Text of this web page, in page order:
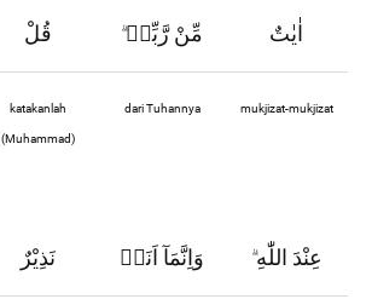
قُلْ ۗمِّنْ رَّبِّهٖ اٰيٰتٌ
katakanlah
(Muhammad)
dari Tuhannya mukjizat-mukjizat
نَذِيْرٌ وَاِنَّمَآ اَنَا۠ ۗعِنْدَ اللّٰهِ